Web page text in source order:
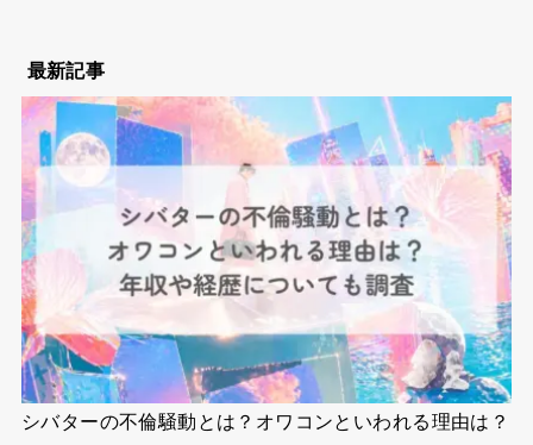
最新記事
シバターの不倫騒動とは？オワコンといわれる理由は？